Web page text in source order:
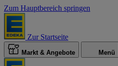
Zum Hauptbereich springen
Zur Startseite
Markt & Angebote Menü